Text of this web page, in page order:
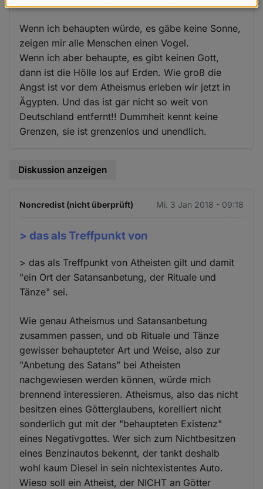
Wenn ich behaupten würde, es gäbe keine Sonne,
zeigen mir alle Menschen einen Vogel.
Wenn ich aber behaupte, es gibt keinen Gott,
dann ist die Hölle los auf Erden. Wie groß die
Angst ist vor dem Atheismus erleben wir jetzt in
Ägypten. Und das ist gar nicht so weit von
Deutschland entfernt!! Dummheit kennt keine
Grenzen, sie ist grenzenlos und unendlich.
Diskussion anzeigen
Noncredist (nicht überprüft) Mi. 3 Jan 2018 - 09:18
> das als Treffpunkt von
> das als Treffpunkt von Atheisten gilt und damit
"ein Ort der Satansanbetung, der Rituale und
Tänze" sei.
Wie genau Atheismus und Satansanbetung
zusammen passen, und ob Rituale und Tänze
gewisser behaupteter Art und Weise, also zur
"Anbetung des Satans" bei Atheisten
nachgewiesen werden können, würde mich
brennend interessieren. Atheismus, also das nicht
besitzen eines Götterglaubens, korelliert nicht
sonderlich gut mit der "behaupteten Existenz"
eines Negativgottes. Wer sich zum Nichtbesitzen
eines Benzinautos bekennt, der tankt deshalb
wohl kaum Diesel in sein nichtexistentes Auto.
Wieso soll ein Atheist, der NICHT an Götter
Daten
und
Cookies